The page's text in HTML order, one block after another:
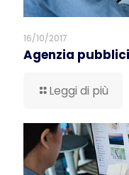
16/10/2017
Agenzia
Leggi di più